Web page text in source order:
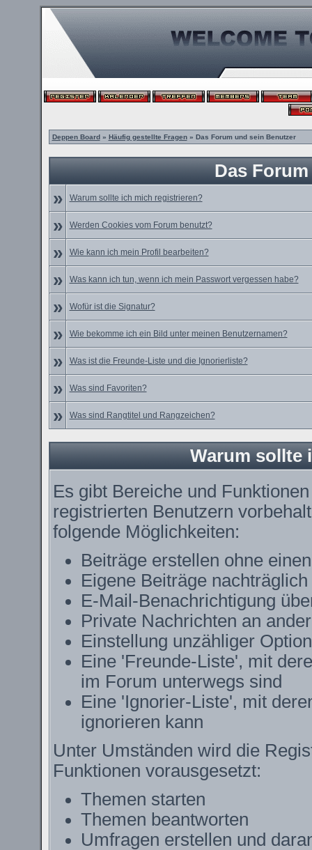
Deppen Board» Häufig gestellte Fragen» Das Forum und sein Benutzer
Das
»
Warum sollte ich mich registrieren?
» Werden Cookies vom Forum benutzt?
» Wie kann ich mein Profil bearbeiten?
» Was kann ich tun, wenn ich mein Passwort vergessen habe?
» Wofür ist die Signatur?
» Wie bekomme ich ein Bild unter meinen Benutzernamen?
» Was ist die Freunde-Liste und die Ignorierliste?
» Was sind Favoriten?
» Was sind Rangtitel und Rangzeichen?
Warum sollte
Es gibt Bereiche und
registrierten Benutzern
folgende Möglichkeiten:
Beiträge erstellen ohne
Eigene Beiträge
E-Mail-Benachrichtigung
Private Nachrichten an
Einstellung unzähliger
Eine 'Freunde-Liste', mit
im Forum unterwegs sind
Eine 'Ignorier-Liste', mit
ignorieren kann
Unter Umständen wird die
Funktionen vorausgesetzt:
Themen starten
Themen beantworten
Umfragen erstellen und